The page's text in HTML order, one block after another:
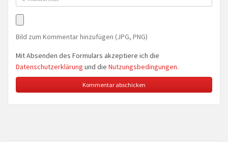
Bild zum Kommentar hinzufügen (JPG, PNG)
Mit Absenden des Formulars akzeptiere ich die
Datenschutzerklärung und die Nutzungsbedingungen.